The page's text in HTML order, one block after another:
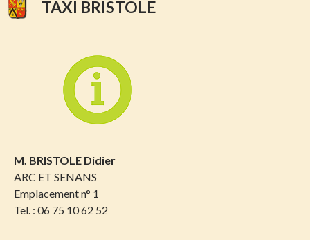
TAXI BRISTOLE
M. BRISTOLE Didier
ARC ET SENANS
Emplacement n° 1
Tel. : 06 75 10 62 52